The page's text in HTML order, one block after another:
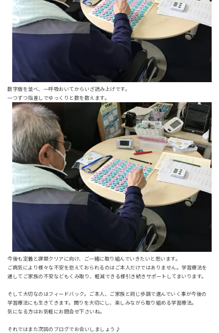
数字版を並べ、一呼吸おいてからいざ読み上げです。
一つずつ指差しでゆっくりと数を数えます。
今後も定着と課題クリアに向け、ご一緒に取り組んでいきたいと思います。
ご病気により様々な不安を抱えておられるのはご本人だけではありません。学習療法を
通してご家族の不安などもくみ取り、軽減できる様引き続きサポートしてまいります。
そして大切なのはフィードバック。ご本人、ご家族と同じ歩調で進んでいく事が今後の
学習療法にも生きてきます。関りを大切にし、楽しみながら取り組める学習療法。
気になる方はお気軽にお問合せ下さいね。
それではまた次回のブログでお会いしましょう♪